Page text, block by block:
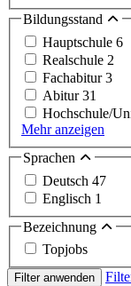
Bildungsstand
Hauptschule 6
Realschule 2
Fachabitur3
Abitur31
Hochschule/
Mehr anzeigen
Sprachen
Deutsch 47
Englisch 1
Bezeichnung
Topjobs
Filter anwenden